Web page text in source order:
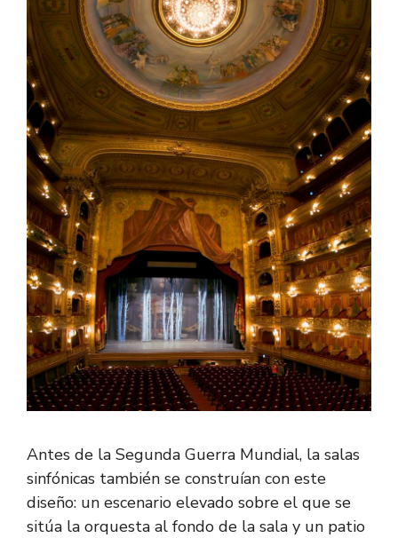
Antes de la Segunda Guerra Mundial, la salas
sinfónicas también se construían con este
diseño: un escenario elevado sobre el que se
sitúa la orquesta al fondo de la sala y un patio